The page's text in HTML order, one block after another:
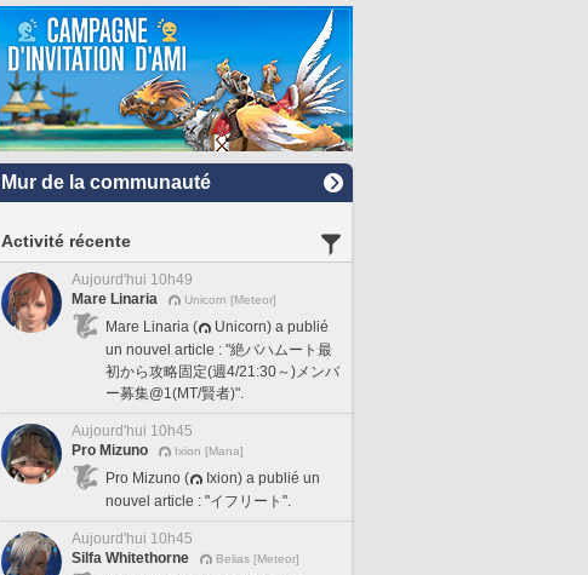
Mur de la communauté
Activité récente
Aujourd'hui 10h49
Mare Linaria
Unicorn [Meteor]
Mare Linaria (
Unicorn) a publié
un nouvel article : "絶バハムート最
初から攻略固定(週4/21:30～)メンバ
ー募集@1(MT/賢者)".
Aujourd'hui 10h45
Pro Mizuno
Ixion [Mana]
Pro Mizuno (
Ixion) a publié un
nouvel article : "イフリート".
Aujourd'hui 10h45
Silfa Whitethorne
Belias [Meteor]